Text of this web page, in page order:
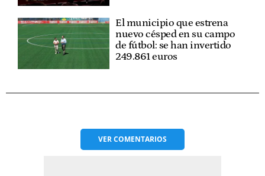
El municipio que estrena
nuevo césped en su campo
de fútbol: se han invertido
249.861 euros
VERCOMENTARIOS